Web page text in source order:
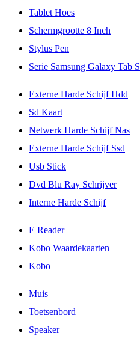
Tablet Hoes
Schermgrootte 8 Inch
Stylus Pen
Serie Samsung Galaxy Tab S
Externe Harde Schijf Hdd
Sd Kaart
Netwerk Harde Schijf Nas
Externe Harde Schijf Ssd
Usb Stick
Dvd Blu Ray Schrijver
Interne Harde Schijf
E Reader
Kobo Waardekaarten
Kobo
Muis
Toetsenbord
Speaker